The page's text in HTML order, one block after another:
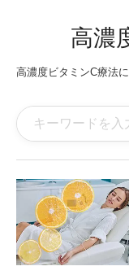
高濃
高濃度ビタミンC療法